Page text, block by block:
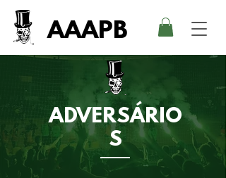
AAAPB
ADVERSÁRIO
S